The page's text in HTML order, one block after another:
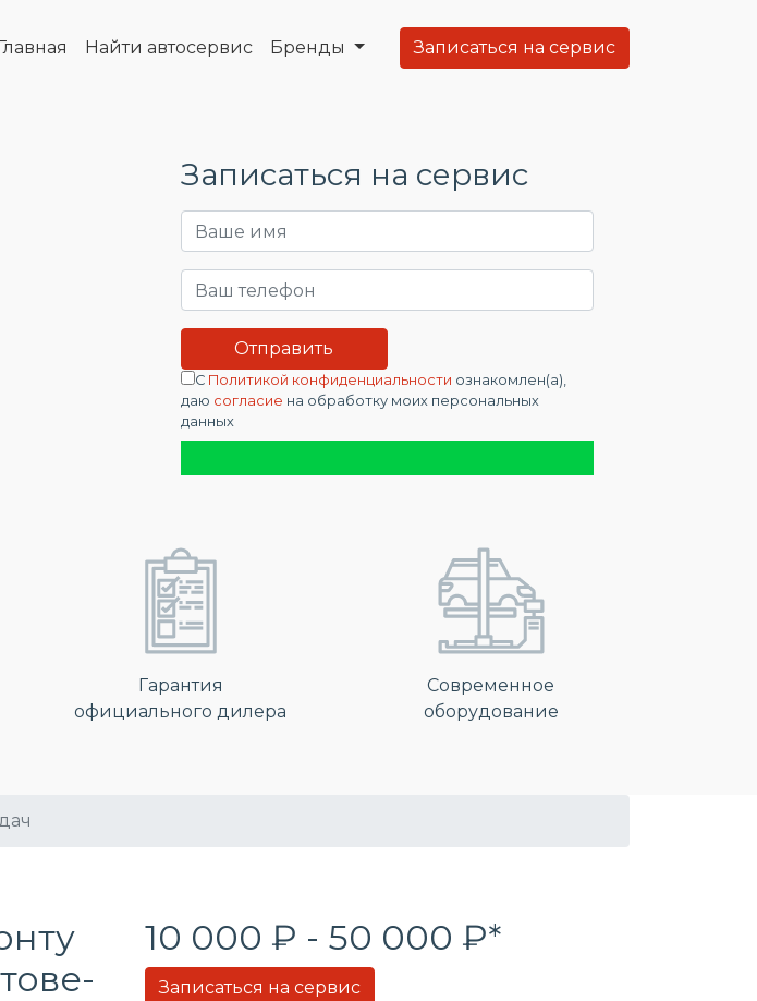
Найти автосервис Бренды Записаться на сервис
Записаться на сервис
С Политикой конфиденциальности ознакомлен(а),
даю согласие на обработку моих персональных
данных
Гарантия
официального дилера
Современное
оборудование
10 000 ₽ - 50 000 ₽*
Записаться на сервис